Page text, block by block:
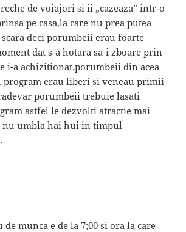
de voiajori si ii „cazeaza” intr-o
pe casa,la care nu prea putea
scara deci porumbeii erau foarte
dat s-a hotara sa-i zboare prin
i-a achizitionat.porumbeii din acea
program erau liberi si veneau primii
porumbeii trebuie lasati
astfel le dezvolti atractie mai
nu umbla hai hui in timpul
munca e de la 7;00 si ora la care